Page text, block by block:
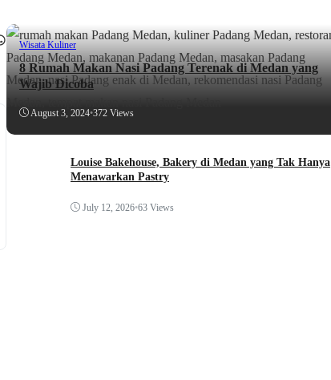
Wisata Kuliner
8 Rumah Makan Nasi Padang Terenak di Medan yang
Wajib Dicoba
August 3, 2024•372 Views
Louise Bakehouse, Bakery di Medan yang Tak Hanya
Menawarkan Pastry
July 12, 2026•63 Views